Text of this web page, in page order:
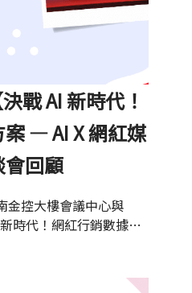
戰 AI 新時代！
— AI X 網紅媒
會回顧
金控大樓會議中心與
時代！網紅行銷數據解
銷】座談會，廣邀各大